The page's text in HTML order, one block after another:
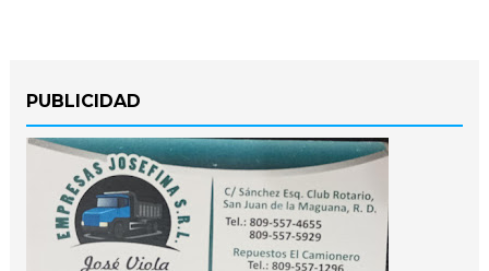
PUBLICIDAD